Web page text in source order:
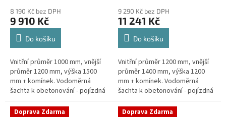
8 190 Kč bez DPH
9 910 Kč
Do košíku
Vnitřní průměr 1000 mm, vnější
průměr 1200 mm, výška 1500
mm + komínek. Vodoměrná
šachta k obetonování - pojízdná
i pod parkovací stáníStandardní
prostupy šachty DN32 (jiné na...
9 290 Kč bez DPH
11 241 Kč
Do košíku
Vnitřní průměr 1200 mm, vnější
průměr 1400 mm, výška 1200
mm + komínek. Vodoměrná
šachta k obetonování - pojízdná
i pod parkovací stáníStandardní
prostupy šachty DN32 (jiné na...
Doprava Zdarma Doprava Zdarma